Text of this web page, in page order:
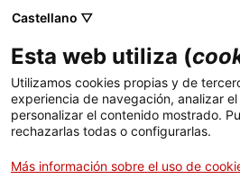
Menú
Buscador
ACCIÓ - Agencia para el
ACCIÓ - Agencia para el
Inicio
Ayudas y servicios
Países
Ayudas a la
sostenible en fincas
privada 2021, Next
Castellano ▽
Esta web utiliza (
Utilizamos cookies propias y de
experiencia de navegación, analizar
personalizar el contenido mostrado.
rechazarlas todas o configurarlas.
Más información sobre el uso de